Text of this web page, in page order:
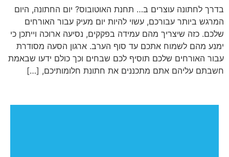
בדרך לחתונה עוצרים ב… תחנת האוטובוס? יום החתונה, היום
המרגש ביותר עבורכם, עשוי להיות יום מעיק עבור האורחים
שלכם. כזה שיצריך מהם עמידה בפקקים, נסיעה ארוכה וייתכן כי
ימנע מהם לשמוח אתכם עד סוף הערב. ארגון הסעה מסודרת
עבור האורחים שלכם תוסיף לכם שבחים וכך כולם ידעו שבאמת
חשבתם עליהם אתם מתכננים את חתונת חלומותיכם, […]